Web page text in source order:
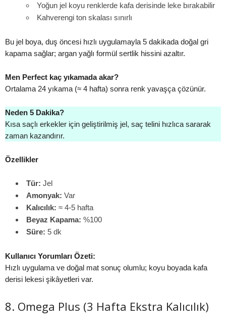
Yoğun jel koyu renklerde kafa derisinde leke bırakabilir
Kahverengi ton skalası sınırlı
Bu jel boya, duş öncesi hızlı uygulamayla 5 dakikada doğal gri
kapama sağlar; argan yağlı formül sertlik hissini azaltır.
Men Perfect kaç yıkamada akar?
Ortalama 24 yıkama (≈ 4 hafta) sonra renk yavaşça çözünür.
Neden 5 Dakika?
Kısa saçlı erkekler için geliştirilmiş jel, saç telini hızlıca sararak
zaman kazandırır.
Özellikler
Tür: Jel
Amonyak: Var
Kalıcılık: ≈ 4-5 hafta
Beyaz Kapama: %100
Süre: 5 dk
Kullanıcı Yorumları Özeti:
Hızlı uygulama ve doğal mat sonuç olumlu; koyu boyada kafa
derisi lekesi şikâyetleri var.
8. Omega Plus (3 Hafta Ekstra Kalıcılık)